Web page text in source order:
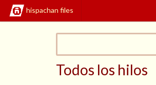
hispachan files
Todos los hilos